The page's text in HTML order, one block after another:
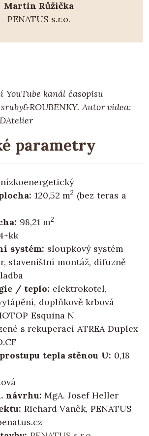
Martin Růžička
PENATUS s.r.o.
kanál časopisu
Autor videa:
parametry
nízkoenergetický
120,52 m2 (bez teras a
98,21 m2
systém: sloupkový systém
staveništní montáž, difuzně
/ teplo: elektrokotel,
doplňkově krbová
Esquina N
s rekuperací ATREA Duplex
tepla stěnou U: 0,18
návrhu: MgA. Josef Heller
Richard Vaněk, PENATUS